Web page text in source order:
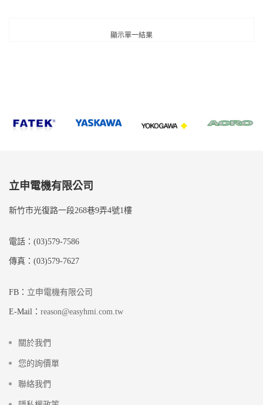
顯示單一結果
立申電機有限公司
新竹市光復路一段268巷9弄4號1樓
電話：(03)579-7586
傳真：(03)579-7627
FB： 立申電機有限公司
E-Mail： reason@easyhmi.com.tw
關於我們
您的詢價單
聯絡我們